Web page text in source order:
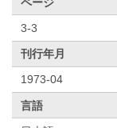
3-3
刊行年月
1973-04
言語